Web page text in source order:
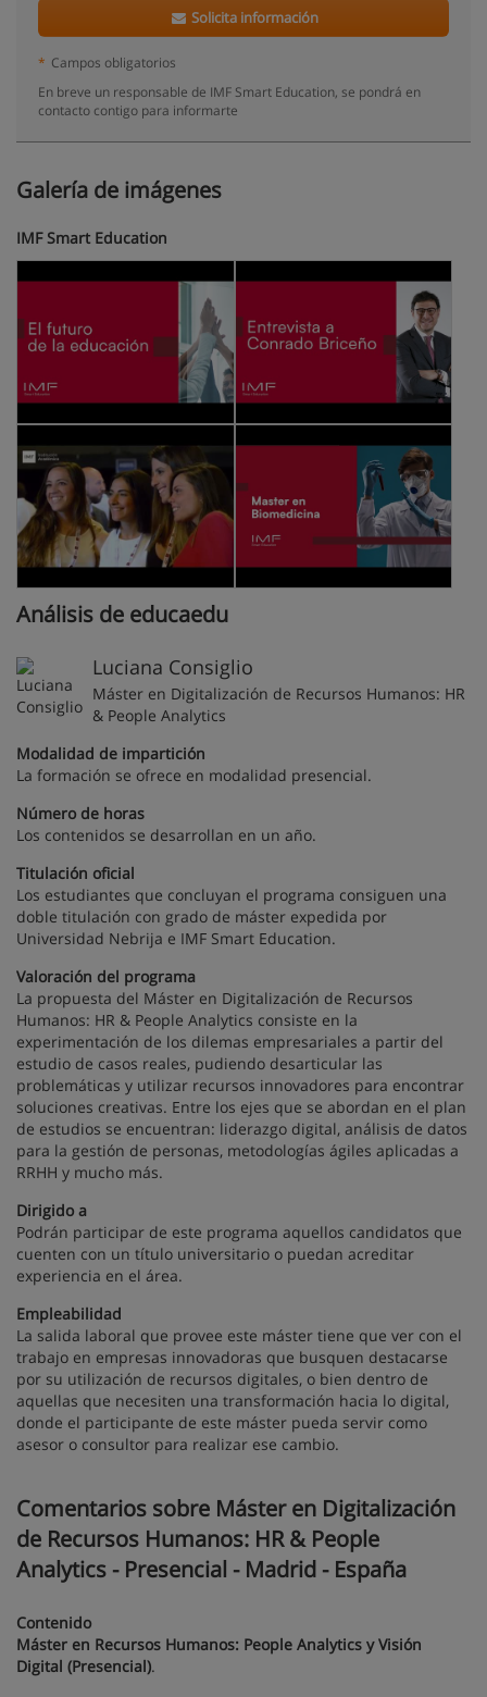
Solicita información
* Campos obligatorios
En breve un responsable de IMF Smart Education, se pondrá en
contacto contigo para informarte
Galería de imágenes
IMF Smart Education
Análisis de educaedu
Luciana Consiglio
Máster en Digitalización de Recursos Humanos: HR
& People Analytics
Modalidad de impartición
La formación se ofrece en modalidad presencial.
Número de horas
Los contenidos se desarrollan en un año.
Titulación oficial
Los estudiantes que concluyan el programa consiguen una
doble titulación con grado de máster expedida por
Universidad Nebrija e IMF Smart Education.
Valoración del programa
La propuesta del Máster en Digitalización de Recursos
Humanos: HR & People Analytics consiste en la
experimentación de los dilemas empresariales a partir del
estudio de casos reales, pudiendo desarticular las
problemáticas y utilizar recursos innovadores para encontrar
soluciones creativas. Entre los ejes que se abordan en el plan
de estudios se encuentran: liderazgo digital, análisis de datos
para la gestión de personas, metodologías ágiles aplicadas a
RRHH y mucho más.
Dirigido a
Podrán participar de este programa aquellos candidatos que
cuenten con un título universitario o puedan acreditar
experiencia en el área.
Empleabilidad
La salida laboral que provee este máster tiene que ver con el
trabajo en empresas innovadoras que busquen destacarse
por su utilización de recursos digitales, o bien dentro de
aquellas que necesiten una transformación hacia lo digital,
donde el participante de este máster pueda servir como
asesor o consultor para realizar ese cambio.
Comentarios sobre Máster en Digitalización
de Recursos Humanos: HR & People
Analytics - Presencial - Madrid - España
Contenido
Máster en Recursos Humanos: People Analytics y Visión
Digital (Presencial).